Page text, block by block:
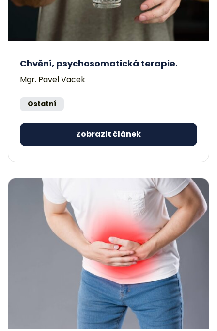
Chvění, psychosomatická terapie.
Mgr. Pavel Vacek
Ostatní
Zobrazit článek